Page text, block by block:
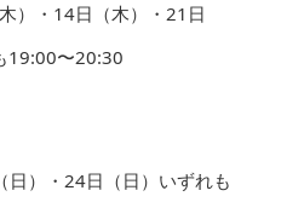
）・14日（木）・21日
19:00〜20:30
日）・24日（日）いずれも